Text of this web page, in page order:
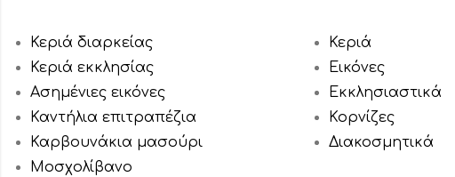
Κεριά διαρκείας
Κεριά εκκλησίας
Ασημένιες εικόνες
Καντήλια επιτραπέζια
Καρβουνάκια μασούρι
Μοσχολίβανο
Κεριά
Εικόνες
Εκκλησιαστικά
Κορνίζες
Διακοσμητικά